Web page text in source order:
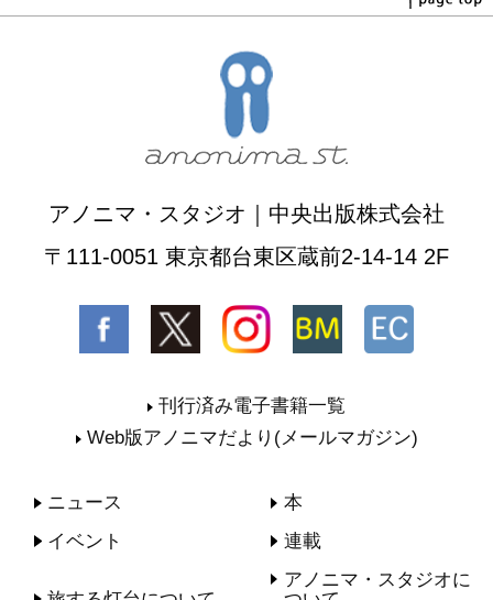
アノニマ・スタジオ｜中央出版株式会社
〒111-0051 東京都台東区蔵前2-14-14 2F
刊行済み電子書籍一覧
Web版アノニマだより(メールマガジン)
ニュース
本
イベント
連載
アノニマ・スタジオに